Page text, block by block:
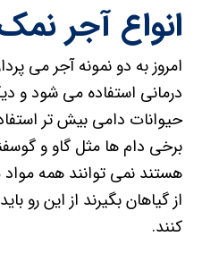
انواع آجر
امروز به دو نمونه آجر می
درمانی استفاده می شود و
حیوانات دامی بیش تر
برخی دام ها مثل گاو و
هستند نمی توانند همه مواد
از گیاهان بگیرند از این رو
کنند.